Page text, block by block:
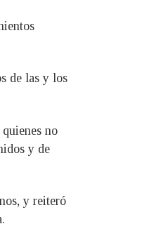
de las y los
no
y de
y reiteró